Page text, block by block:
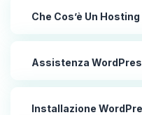
Che Cos’è Un
Assistenza
Installazione